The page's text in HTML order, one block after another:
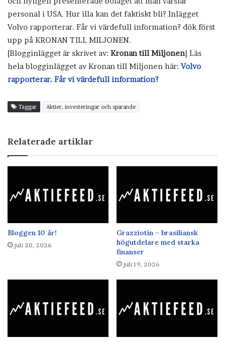
personal i USA. Hur illa kan det faktiskt bli? Inlägget
Volvo rapporterar. Får vi värdefull information? dök först
upp på KRONAN TILL MILJONEN.
[Blogginlägget är skrivet av: Kronan till Miljonen] Läs
hela blogginlägget av Kronan till Miljonen här:Volvo
rapporterar. Får vi värdefull information?
Taggar Aktier, investeringar och sparande
Relaterade artiklar
Bloggen 10 år!
juli 20, 2026
Grazziotin – brasiliansk
högutdelare med starka
finanser
juli 19, 2026